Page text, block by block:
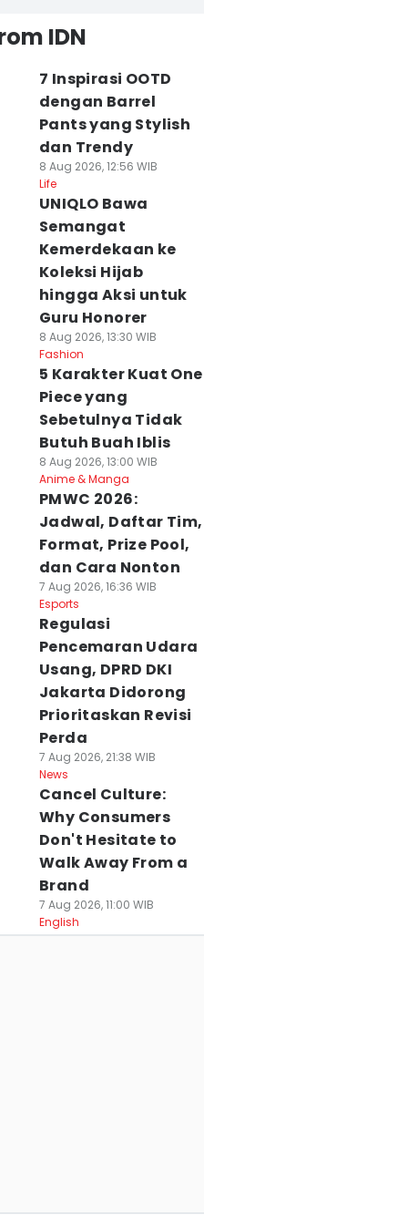
Tahun
Wisatawan
IDN
7 Inspirasi OOTD
dengan Barrel
Pants yang Stylish
dan Trendy
8 Aug 2026, 12:56 WIB
Life
UNIQLO Bawa
Semangat
Kemerdekaan ke
Koleksi Hijab
hingga Aksi untuk
Guru Honorer
8 Aug 2026, 13:30 WIB
Fashion
5 Karakter Kuat One
Piece yang
Sebetulnya Tidak
Butuh Buah Iblis
8 Aug 2026, 13:00 WIB
Anime & Manga
PMWC 2026:
Jadwal, Daftar Tim,
Format, Prize Pool,
dan Cara Nonton
7 Aug 2026, 16:36 WIB
Esports
Regulasi
Pencemaran Udara
Usang, DPRD DKI
Jakarta Didorong
Prioritaskan Revisi
Perda
7 Aug 2026, 21:38 WIB
News
Cancel Culture:
Why Consumers
Don't Hesitate to
Walk Away From a
Brand
7 Aug 2026, 11:00 WIB
English